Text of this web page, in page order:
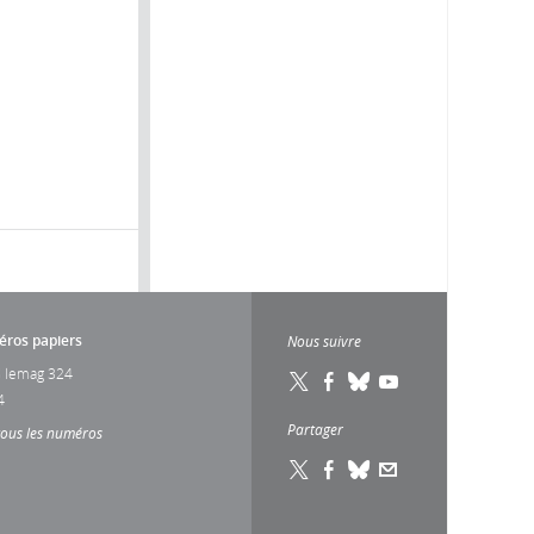
papiers
lemag 324
les numéros
Nous suivre
Partager